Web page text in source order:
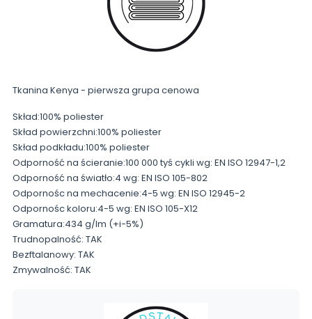
Tkanina Kenya - pierwsza grupa cenowa
Skład:100% poliester
Skład powierzchni:100% poliester
Skład podkładu:100% poliester
Odporność na ścieranie:100 000 tyś cykli wg: EN ISO 12947-1,2
Odporność na światło:4 wg: EN ISO 105-802
Odpornośc na mechacenie:4-5 wg: EN ISO 12945-2
Odpornośc koloru:4-5 wg: EN ISO 105-X12
Gramatura:434 g/lm (+i-5%)
Trudnopalność: TAK
Bezftalanowy: TAK
Zmywalność: TAK